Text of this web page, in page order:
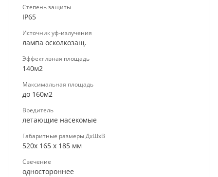
Степень защиты
IP65
Источник уф-излучения
лампа осколкозащ.
Эффективная площадь
140м2
Максимальная площадь
до 160м2
Вредитель
летающие насекомые
Габаритные размеры ДхШхВ
520х 165 х 185 мм
Свечение
одностороннее